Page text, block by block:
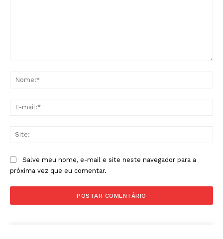
Salve meu nome, e-mail e site neste navegador para a
próxima vez que eu comentar.